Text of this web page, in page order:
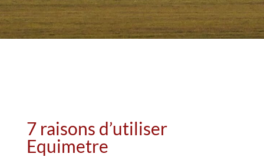
7 raisons d’utiliser
Equimetre